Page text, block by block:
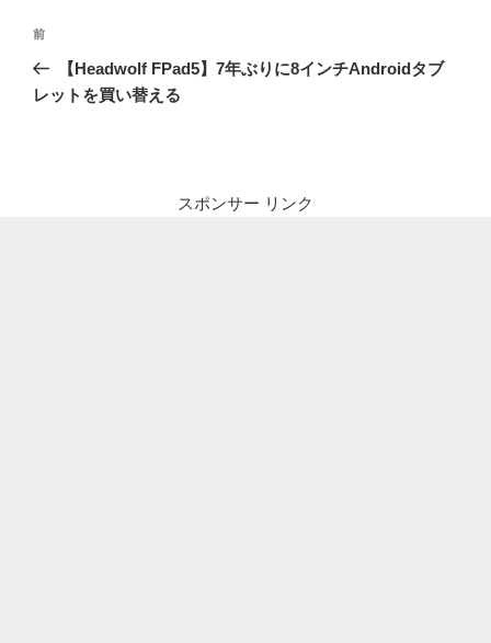
投
ナ
前
の
投
前
【Headwolf FPad5】7年ぶりに8インチAndroidタブ
レットを買い替える
スポンサー リンク